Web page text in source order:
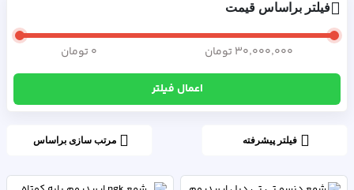
فیلتر براساس قیمت
۳۰٬۰۰۰٬۰۰۰ تومان ۰ تومان
اعمال فیلتر
فیلتر پیشرفته مرتب سازی براساس